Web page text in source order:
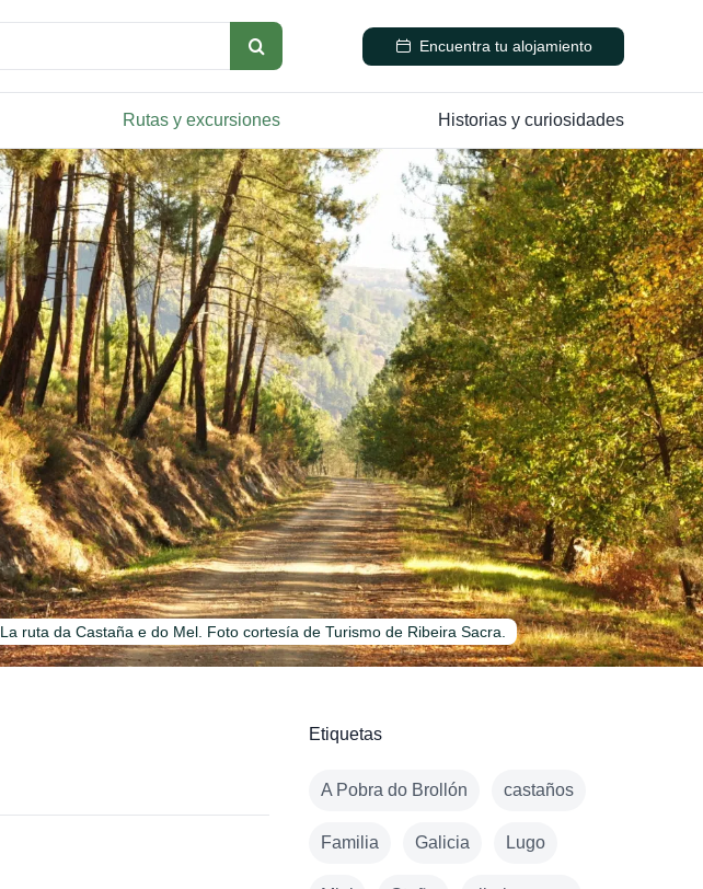
Encuentra tu alojamiento
Rutas y excursiones Historias y curiosidades
La ruta da Castaña e do Mel. Foto cortesía de Turismo de Ribeira Sacra.
Etiquetas
A Pobra do Brollón castaños
Familia Galicia Lugo